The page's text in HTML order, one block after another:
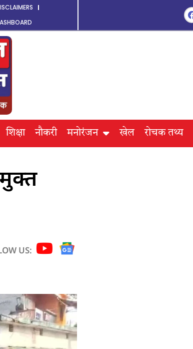
शिक्षा नौकरी मनोरंजन खेल रोचक तथ्य
US: